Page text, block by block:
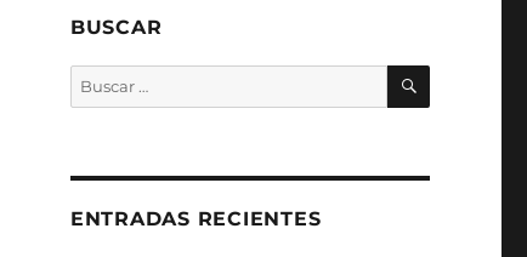
BUSCAR
Buscar
por:
BUSCAR
ENTRADAS RECIENTES